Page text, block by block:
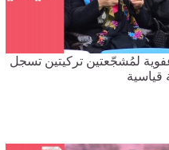
لمُشجّعتين تركيتين تسجل
قياسية